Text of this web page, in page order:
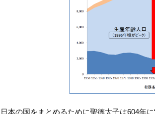
日本の国をまとめるために聖徳太子は604年